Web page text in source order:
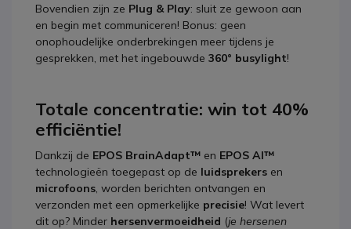
Bovendien zijn ze Plug & Play: sluit ze gewoon aan
en begin met communiceren! Bonus: geen
onophoudelijke onderbrekingen meer tijdens je
gesprekken, met het ingebouwde 360° busylight!
Totale concentratie: win tot 40%
efficiëntie!
Dankzij de EPOS BrainAdapt™ en EPOS AI™
technologieën toegepast op de luidsprekers en
microfoons , worden berichten ontvangen en
verzonden met een opmerkelijke precisie! Wat levert
dit op? Minder hersenvermoeidheid (je hersenen